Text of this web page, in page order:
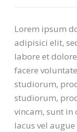
Lorem ipsum
adipisici elit,
labore et
facere
studiorum,
studiorum,
vincam, sunt in
lacus vel